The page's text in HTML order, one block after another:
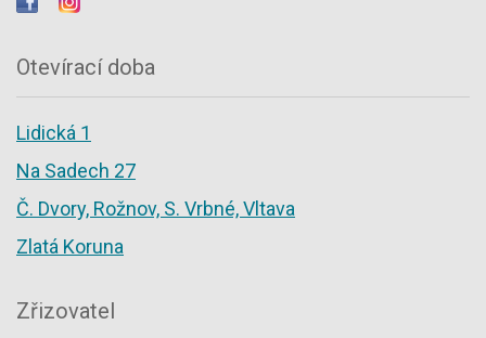
Otevírací doba
Lidická 1
Na Sadech 27
Č. Dvory, Rožnov, S. Vrbné, Vltava
Zlatá Koruna
Zřizovatel